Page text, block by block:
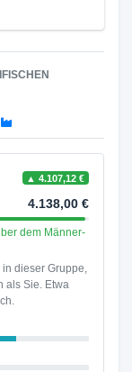
▲ 4.107,12 €
4.138,00 €
dem Männer-
dieser Gruppe,
als Sie. Etwa